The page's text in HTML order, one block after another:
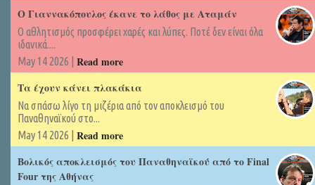
Ο Γιαννακόπουλος έκανε το λάθος με Αταμάν
Ο αθλητισμός προσφέρει χαρές και λύπες. Ποτέ δεν είναι όλα
ιδανικά....
May 14 2026 | Read more
Τα έχουν κάνει πλακάκια
Να σπάσω λίγο τη μιζέρια από τον αποκλεισμό του
Παναθηναϊκού στο...
May 14 2026 | Read more
Βολικός αποκλεισμός του Παναθηναϊκού από το Final
Four της Αθήνας